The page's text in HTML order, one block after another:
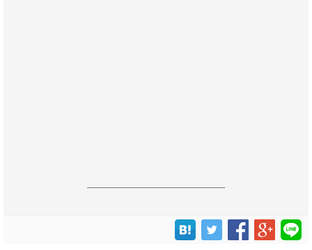
------------------------------------------------------------------